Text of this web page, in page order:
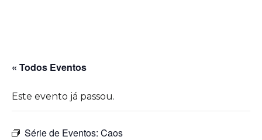
« Todos Eventos
Este evento já passou.
Série de Eventos: Caos